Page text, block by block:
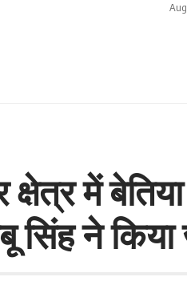
क्षेत्र में
सिंह ने